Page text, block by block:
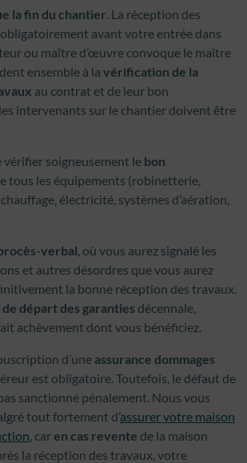
la fin du chantier. La réception des
avant votre entrée dans
ou maître d’œuvre convoque le maître
ensemble à la vérification de la
au contrat et de leur bon
intervenants sur le chantier doivent être
vérifier soigneusement le bon
tous les équipements (robinetterie,
électricité, systèmes d’aération,
verbal, où vous aurez signalé les
et autres désordres que vous aurez
la bonne réception des travaux.
départ des garanties décennale,
achèvement dont vous bénéficiez.
d’une assurance dommages
est obligatoire. Toutefois, le défaut de
sanctionné pénalement. Nous vous
tout fortement d’assurer votre maison
, caren cas revente de la maison
la réception des travaux, votre